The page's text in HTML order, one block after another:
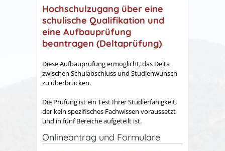
Hochschulzugang über eine
schulische Qualifikation und
eine Aufbauprüfung
beantragen (Deltaprüfung)
Diese Aufbauprüfung ermöglicht, das Delta
zwischen Schulabschluss und Studienwunsch
zu überbrücken.
Die Prüfung ist ein Test Ihrer Studierfähigkeit,
der kein spezifisches Fachwissen voraussetzt
und in fünf Bereiche aufgeteilt ist.
Onlineantrag und Formulare